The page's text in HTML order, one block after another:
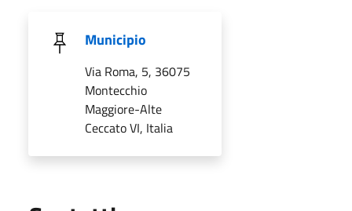
Municipio
Via Roma, 5, 36075
Montecchio
Maggiore-Alte
Ceccato VI, Italia